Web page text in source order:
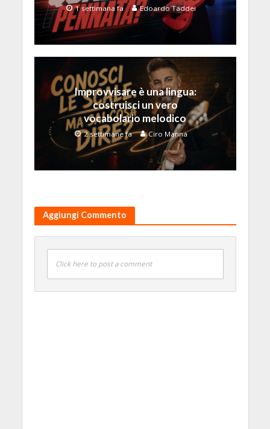
1 settimana fa Edoardo Taddei
Improvvisare è una lingua:
costruisci un vero
vocabolario melodico
2 settimane fa Ciro Manna
Aggiungi Commento
Click here to post a comment